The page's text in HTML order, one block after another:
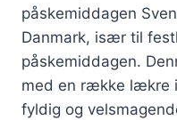
påskemiddagen
Danmark, især til
påskemiddagen.
med en række lækre
fyldig og